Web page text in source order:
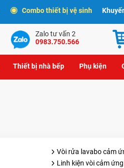
Combo thiết bị vệ sinh
Zalo tư vấn 2
0983.750.566
Thiết bị nhà bếp Phụ kiện
Vòi rửa lavabo cảm
Linh kiện vòi cảm ứng